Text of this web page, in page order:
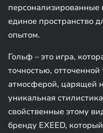
единое пространство
опытом.
Гольф – это игра,
точностью,
атмосферой, царящей
уникальная
свойственные этому
бренду EXEED,